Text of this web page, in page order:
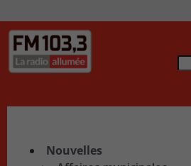
Nouvelles